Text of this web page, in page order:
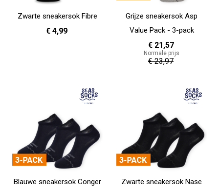
Zwarte sneakersok Fibre
€ 4,99
Grijze sneakersok Asp
Value Pack - 3-pack
€ 21,57
Normale prijs
€ 23,97
In Winkelwagen
Blauwe sneakersok Conger
Zwarte sneakersok Nase